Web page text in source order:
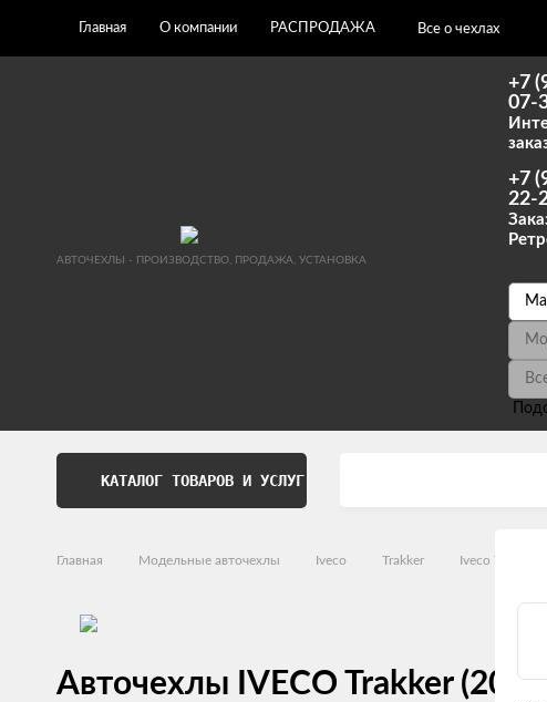
Главная О компании РАСПРОДАЖА Все о чехлах
АВТОЧЕХЛЫ - ПРОИЗВОДСТВО, ПРОДАЖА, УСТАНОВКА
+7
07-
+7
22-
КАТАЛОГ ТОВАРОВ И УСЛУГ
Главная Модельные авточехлы Iveco Trakker Iveco Trakker
Авточехлы IVECO Trakker